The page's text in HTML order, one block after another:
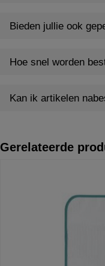
Bieden jullie ook
Hoe snel worden
Kan ik artikelen
Gerelateerde